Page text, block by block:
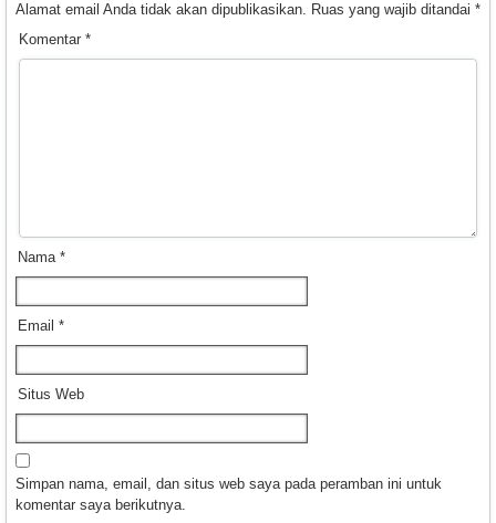
Alamat email Anda tidak akan dipublikasikan. Ruas yang wajib ditandai *
Komentar *
Nama *
Email *
Situs Web
Simpan nama, email, dan situs web saya pada peramban ini untuk
komentar saya berikutnya.